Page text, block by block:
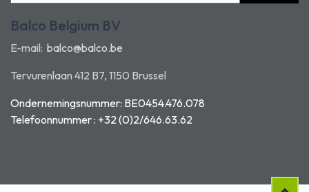
Balco Belgium BV
E-mail: balco@balco.be
Tervurenlaan 412 B7, 1150 Brussel
Ondernemingsnummer: BE0454.476.078
Telefoonnummer : +32 (0)2/646.63.62